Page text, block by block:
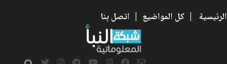
الرئيسية | كل المواضيع | اتصل بنا